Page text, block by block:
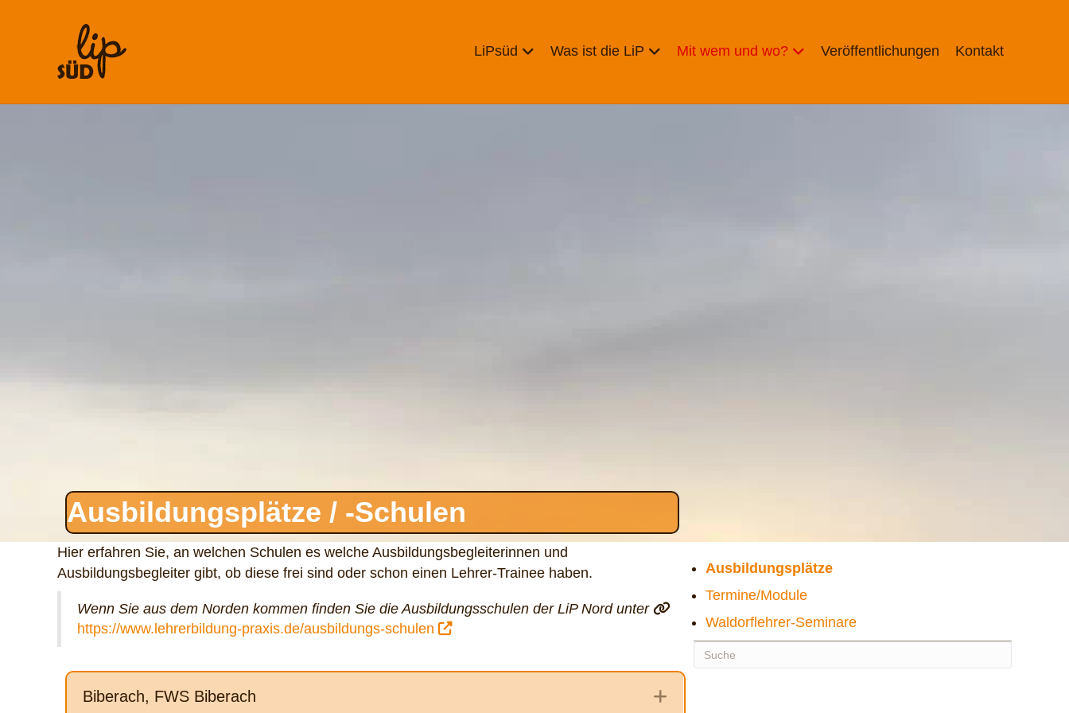
LiPsüd Was ist die LiP Mit wem und wo? Veröffentlichungen Kontakt
Ausbildungsplätze / -Schulen
Hier erfahren Sie, an welchen Schulen es welche Ausbildungsbegleiterinnen und
Ausbildungsbegleiter gibt, ob diese frei sind oder schon einen Lehrer-Trainee haben.
Wenn Sie aus dem Norden kommen finden Sie die Ausbildungsschulen der LiP Nord unter
https://www.lehrerbildung-praxis.de/ausbildungs-schulen
Biberach, FWS Biberach
Ausbildungsplätze
Termine/Module
Waldorflehrer-Seminare